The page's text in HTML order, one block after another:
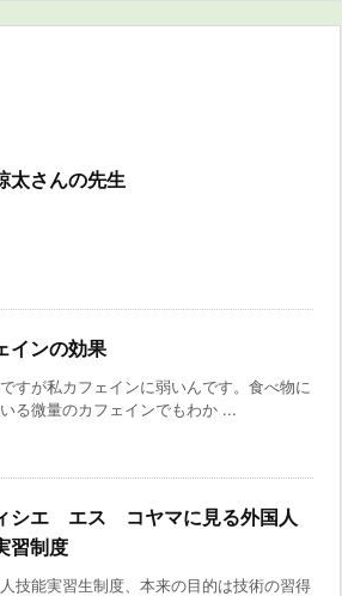
太さんの先生
インの効果
すが私カフェインに弱いんです。食べ物に
る微量のカフェインでもわか ...
シエ エス コヤマに見る外国人
習制度
技能実習生制度、本来の目的は技術の習得